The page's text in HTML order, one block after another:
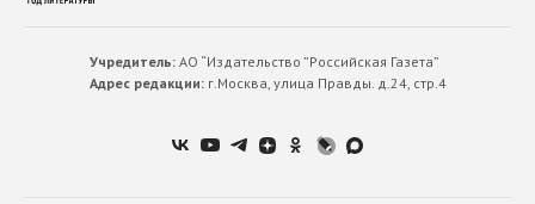
Учредитель:АО “Издательство ”Российская Газета”
Адрес редакции:г.Москва, улица Правды. д.24, стр.4